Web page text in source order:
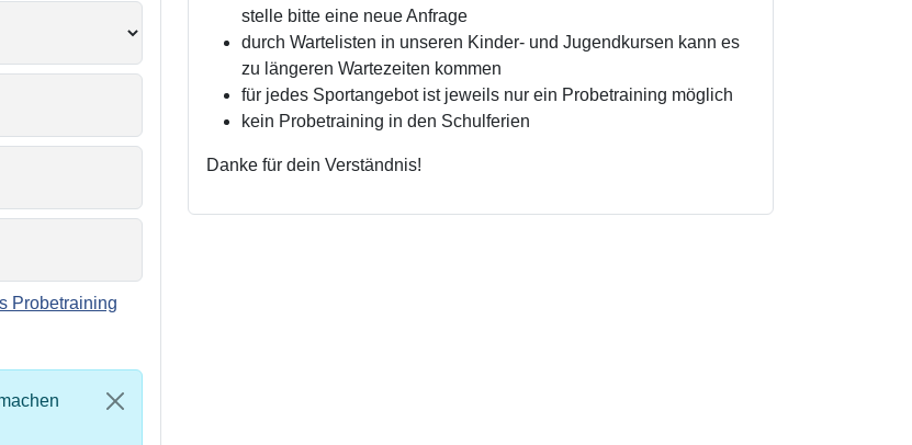
Probetraining
stelle bitte eine neue Anfrage
durch Wartelisten in unseren Kinder- und Jugendkursen kann es
zu längeren Wartezeiten kommen
für jedes Sportangebot ist jeweils nur ein Probetraining möglich
kein Probetraining in den Schulferien
Danke für dein Verständnis!